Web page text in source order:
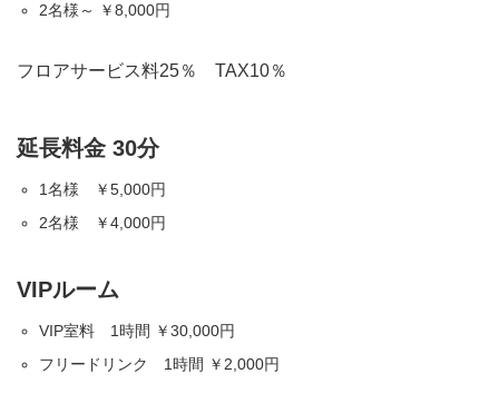
2名様～ ￥8,000円
フロアサービス料25％ TAX10％
延長料金 30分
1名様 ￥5,000円
2名様 ￥4,000円
VIPルーム
VIP室料 1時間 ￥30,000円
フリードリンク 1時間 ￥2,000円